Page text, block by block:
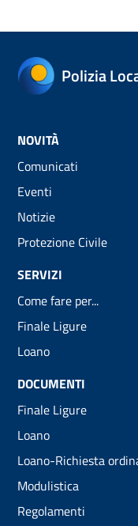
Polizia
NOVITÀ
Comunicati
Eventi
Notizie
Protezione Civile
SERVIZI
Come fare per...
Finale Ligure
Loano
DOCUMENTI
Finale Ligure
Loano
Loano-Richiesta
Modulistica
Regolamenti